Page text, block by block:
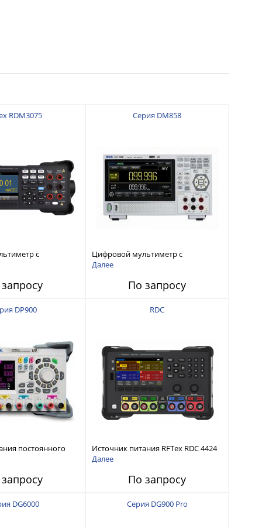
RDM3075
с
½
Серия DM858
Цифровой мультиметр с
разрядностью 5½ и
host, LAN и Web control
Далее
По запросу
DP900
постоянного
до 210 Вт
RDC
Источник питания RFTex RDC 4424
4 канала, 32 В/3.2 А
Далее
По запросу
DG6000 Серия DG900 Pro